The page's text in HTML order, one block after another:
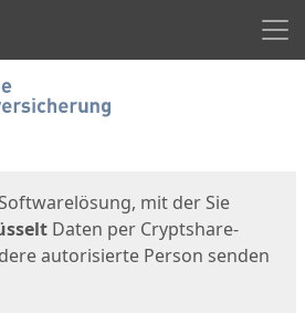
mit der Sie
Daten per Cryptshare-
autorisierte Person senden